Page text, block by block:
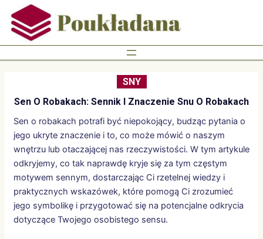
content
SNY
Sen O Robakach: Sennik I Znaczenie Snu O Robakach
Sen o robakach potrafi być niepokojący, budząc pytania o
jego ukryte znaczenie i to, co może mówić o naszym
wnętrzu lub otaczającej nas rzeczywistości. W tym artykule
odkryjemy, co tak naprawdę kryje się za tym częstym
motywem sennym, dostarczając Ci rzetelnej wiedzy i
praktycznych wskazówek, które pomogą Ci zrozumieć
jego symbolikę i przygotować się na potencjalne odkrycia
dotyczące Twojego osobistego sensu.